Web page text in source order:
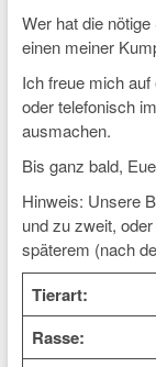
Wer hat die
einen meiner
Ich freue mich
oder telefonisch
ausmachen.
Bis ganz bald,
Hinweis: Unsere
und zu zweit,
späterem (nach
Tierart:
Rasse: